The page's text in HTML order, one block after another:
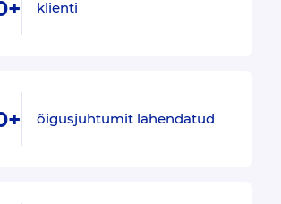
klienti
õigusjuhtumit lahendatud